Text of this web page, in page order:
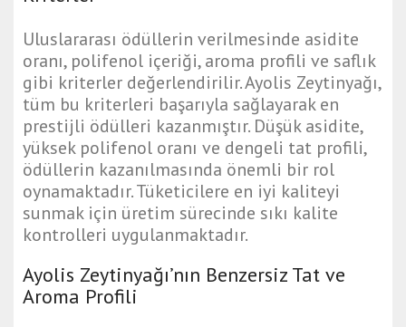
Uluslararası ödüllerin verilmesinde asidite
oranı, polifenol içeriği, aroma profili ve saflık
gibi kriterler değerlendirilir. Ayolis Zeytinyağı,
tüm bu kriterleri başarıyla sağlayarak en
prestijli ödülleri kazanmıştır. Düşük asidite,
yüksek polifenol oranı ve dengeli tat profili,
ödüllerin kazanılmasında önemli bir rol
oynamaktadır. Tüketicilere en iyi kaliteyi
sunmak için üretim sürecinde sıkı kalite
kontrolleri uygulanmaktadır.
Ayolis Zeytinyağı’nın Benzersiz Tat ve
Aroma Profili